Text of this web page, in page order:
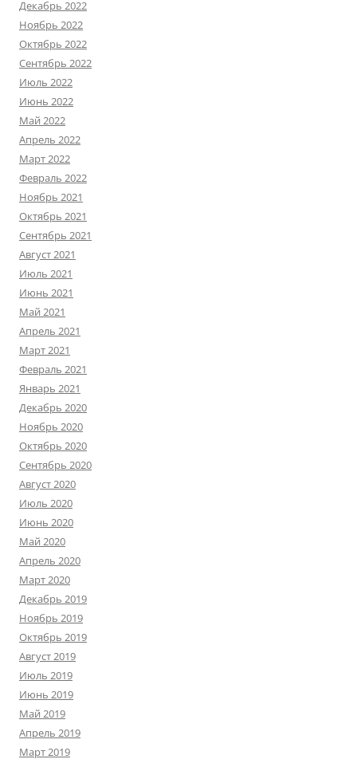
Декабрь 2022
Ноябрь 2022
Октябрь 2022
Сентябрь 2022
Июль 2022
Июнь 2022
Май 2022
Апрель 2022
Март 2022
Февраль 2022
Ноябрь 2021
Октябрь 2021
Сентябрь 2021
Август 2021
Июль 2021
Июнь 2021
Май 2021
Апрель 2021
Март 2021
Февраль 2021
Январь 2021
Декабрь 2020
Ноябрь 2020
Октябрь 2020
Сентябрь 2020
Август 2020
Июль 2020
Июнь 2020
Май 2020
Апрель 2020
Март 2020
Декабрь 2019
Ноябрь 2019
Октябрь 2019
Август 2019
Июль 2019
Июнь 2019
Май 2019
Апрель 2019
Март 2019